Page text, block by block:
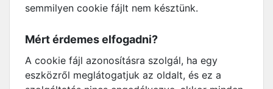
semmilyen cookie fájlt nem késztünk.
Mért érdemes elfogadni?
A cookie fájl azonosításra szolgál, ha egy
eszközről meglátogatjuk az oldalt, és ez a